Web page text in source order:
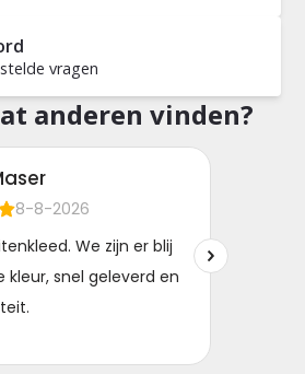
vragen
anderen vinden?